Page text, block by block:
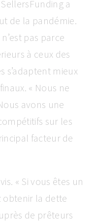
a
de la pandémie.
pas parce
à ceux des
s’adaptent mieux
« Nous ne
avons une
sur les
facteur de
« Si vous êtes un
obtenir la dette
de prêteurs